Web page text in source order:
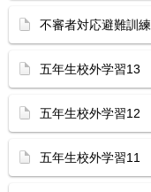
不審者対応避難訓練
五年生校外学習13
五年生校外学習12
五年生校外学習11